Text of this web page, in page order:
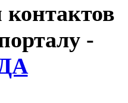
-